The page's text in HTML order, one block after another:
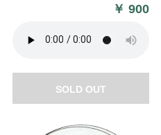
￥900
SOLD OUT